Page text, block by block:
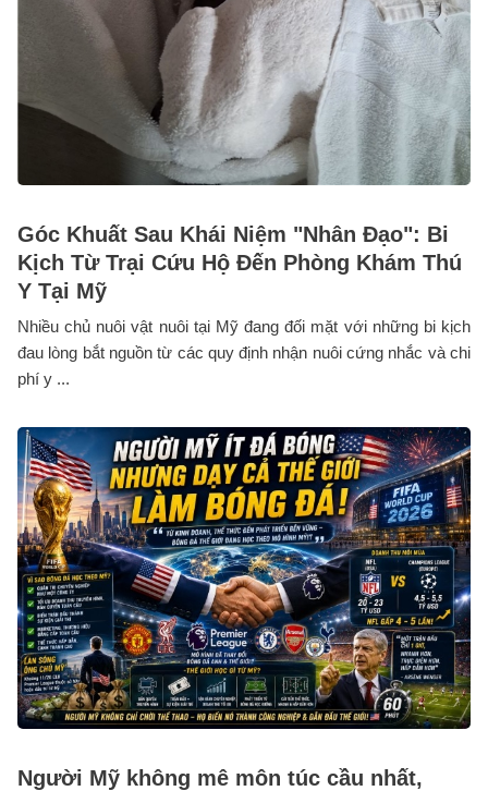
Góc Khuất Sau Khái Niệm "Nhân Đạo": Bi
Kịch Từ Trại Cứu Hộ Đến Phòng Khám Thú
Y Tại Mỹ
Nhiều chủ nuôi vật nuôi tại Mỹ đang đối mặt với những bi kịch
đau lòng bắt nguồn từ các quy định nhận nuôi cứng nhắc và chi
phí y ...
Người Mỹ không mê môn túc cầu nhất,